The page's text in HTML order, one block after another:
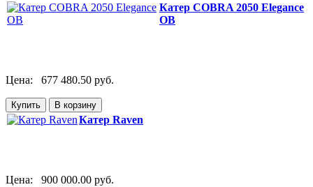
Катер COBRA 2050 Elegance
OB
Цена: 677 480.50 руб.
Катер Raven
Цена: 900 000.00 руб.